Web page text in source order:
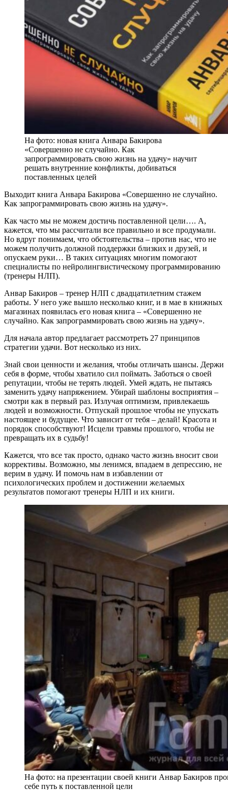
На фото: новая книга Анвара Бакирова
«Совершенно не случайно. Как
запрограммировать свою жизнь на удачу» научит
решать внутренние конфликты, добиваться
поставленных целей
Выходит книга Анвара Бакирова «Совершенно не случайно.
Как запрограммировать свою жизнь на удачу».
Как часто мы не можем достичь поставленной цели…. А,
кажется, что мы рассчитали все правильно и все продумали.
Но вдруг понимаем, что обстоятельства – против нас, что не
можем получить должной поддержки близких и друзей, и
опускаем руки… В таких ситуациях многим помогают
специалисты по нейролингвистическому программированию
(тренеры НЛП).
Анвар Бакиров – тренер НЛП с двадцатилетним стажем
работы. У него уже вышло несколько книг, и в мае в книжных
магазинах появилась его новая книга – «Совершенно не
случайно. Как запрограммировать свою жизнь на удачу».
Для начала автор предлагает рассмотреть 27 принципов
стратегии удачи. Вот несколько из них.
Знай свои ценности и желания, чтобы отличать шансы. Держи
себя в форме, чтобы хватило сил поймать. Заботься о своей
репутации, чтобы не терять людей. Умей ждать, не пытаясь
заменить удачу напряжением. Убирай шаблоны восприятия –
смотри как в первый раз. Излучая оптимизм, привлекаешь
людей и возможности. Отпускай прошлое чтобы не упускать
настоящее и будущее. Что зависит от тебя – делай! Красота и
порядок способствуют! Исцели травмы прошлого, чтобы не
превращать их в судьбу!
Кажется, что все так просто, однако часто жизнь вносит свои
коррективы. Возможно, мы ленимся, впадаем в депрессию, не
верим в удачу. И помочь нам в избавлении от
психологических проблем и достижении желаемых
результатов помогают тренеры НЛП и их книги.
На фото: на презентации своей книги Анвар Бакиров
себе путь к поставленной цели